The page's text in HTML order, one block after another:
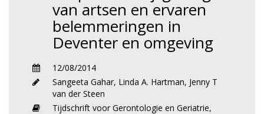
van artsen en ervaren
belemmeringen in
Deventer en omgeving
12/08/2014
Sangeeta Gahar, Linda A. Hartman, Jenny T
van der Steen
Tijdschrift voor Gerontologie en Geriatrie,